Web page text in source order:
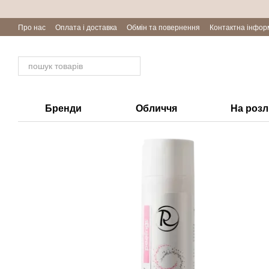
Про нас Оплата і доставка Обмін та повернення Контактна
Бренди Обличчя На